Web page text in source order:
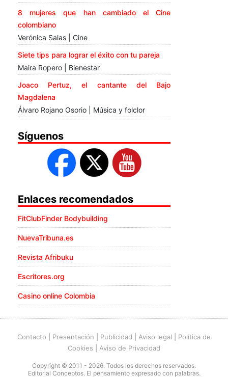
8 mujeres que han cambiado el Cine
colombiano
Verónica Salas | Cine
Siete tips para lograr el éxito con tu pareja
Maira Ropero | Bienestar
Joaco Pertuz, el cantante del Bajo
Magdalena
Álvaro Rojano Osorio | Música y folclor
Síguenos
Enlaces recomendados
FitClubFinder Bodybuilding
NuevaTribuna.es
Revista Afribuku
Escritores.org
Casino online Colombia
Contacto Presentación Publicidad Aviso legal
Política de
Cookies
Aviso de Privacidad
Copyright © 2011 - 2026. Todos los derechos reservados.
Editorial Conceptos. El pensamiento expresado con palabras.